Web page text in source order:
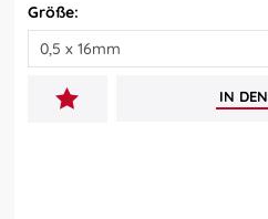
Größe:
IN DEN